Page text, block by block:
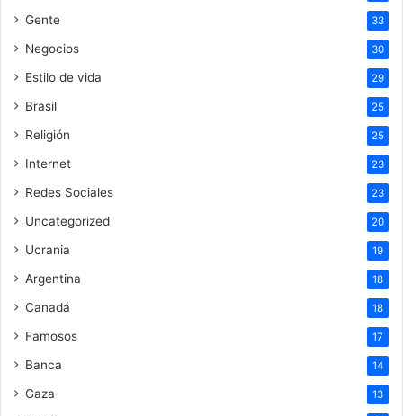
Gente 33
Negocios 30
Estilo de vida 29
Brasil 25
Religión 25
Internet 23
Redes Sociales 23
Uncategorized 20
Ucrania 19
Argentina 18
Canadá 18
Famosos 17
Banca 14
Gaza 13